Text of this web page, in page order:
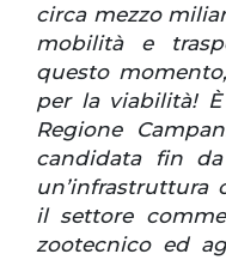
circa mezzo
mobilità e
questo
per la viabilità! È
Regione
candidata fin
un’infrastruttura
il settore
zootecnico ed